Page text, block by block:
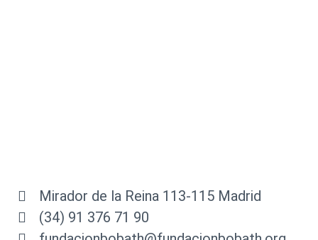
Mirador de la Reina 113-115 Madrid
(34) 91 376 71 90